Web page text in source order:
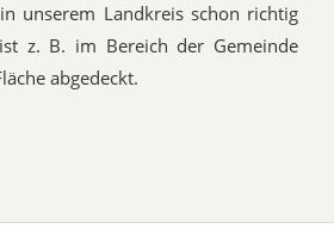
unserem Landkreis schon richtig
z. B. im Bereich der Gemeinde
abgedeckt.